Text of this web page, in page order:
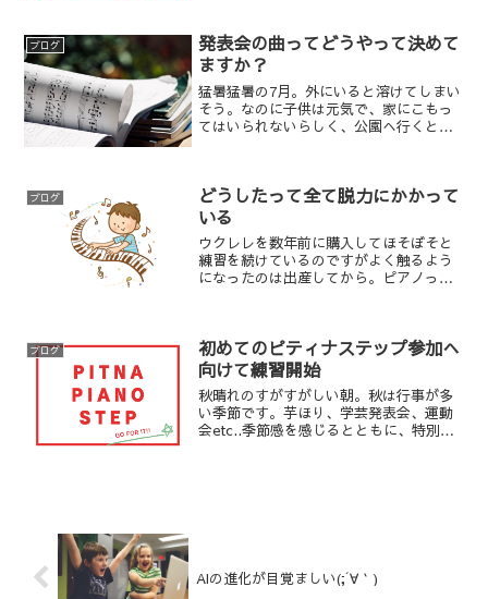
えているかな？教室の看板...
ブログ
発表会の曲ってどうやって決めて
ますか？
猛暑猛暑の7月。外にいると溶けてしまい
そう。なのに子供は元気で、家にこもっ
てはいられないらしく、公園へ行くとい
表会のお話。発表...
ブログ
どうしたって全て脱力にかかって
いる
ウクレレを数年前に購入してほそぼそと
練習を続けているのですがよく触るよう
になったのは出産してから。ピアノって
ったんです。弾いてると様...
ブログ
初めてのピティナステップ参加へ
向けて練習開始
秋晴れのすがすがしい朝。秋は行事が多
い季節です。芋ほり、学芸発表会、運動
会etc..季節感を感じるとともに、特別な
AIの進化が目覚ましい(;´∀｀)